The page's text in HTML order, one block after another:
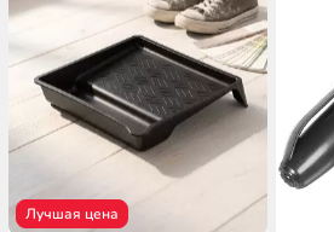
Лучшая цена